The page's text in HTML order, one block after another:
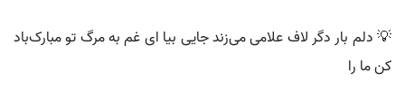
💡 دلم بار دگر لاف علامی می‌زند جایی بیا ای غم به مرگ تو مبارک‌باد
کن ما را